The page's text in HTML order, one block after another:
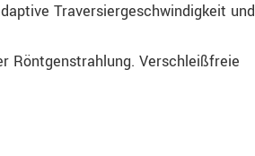
Traversiergeschwindigkeit und
Röntgenstrahlung. Verschleißfreie
Laufenden